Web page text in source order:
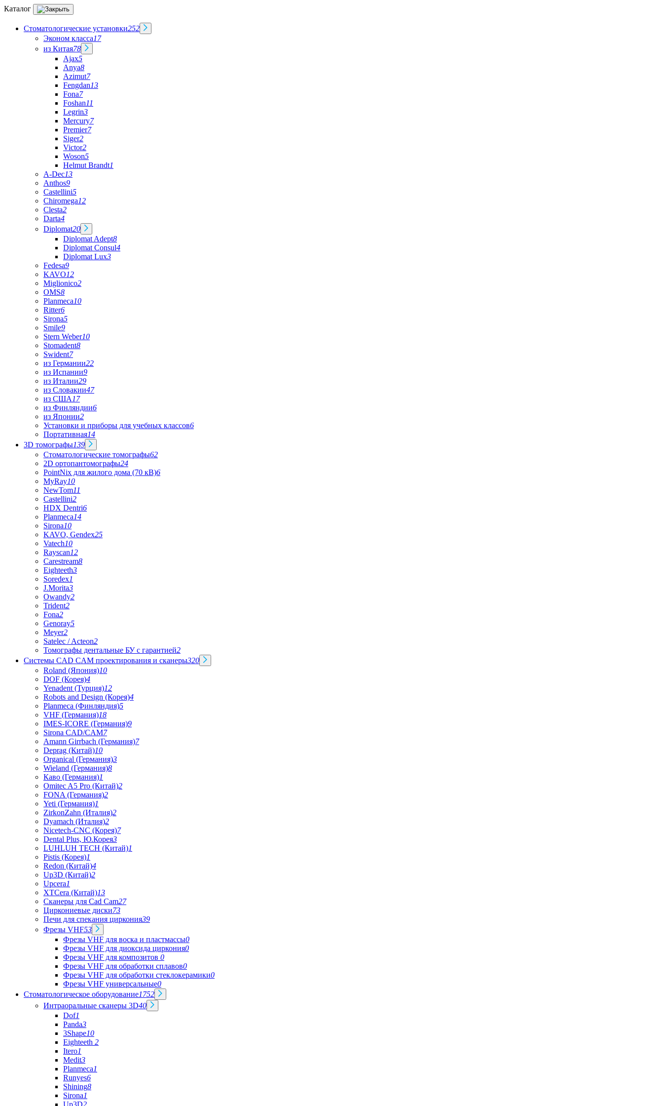
Каталог
Стоматологические установки252
Эконом класса17
из Китая78
Ajax5
Anya8
Azimut7
Fengdan13
Fona7
Foshan11
Legrin3
Mercury7
Premier7
Siger2
Victor2
Woson5
Helmut Brandt1
A-Dec13
Anthos9
Castellini5
Chiromega12
Clesta2
Darta4
Diplomat20
Diplomat Adept8
Diplomat Consul4
Diplomat Lux3
Fedesa9
KAVO12
Miglionico2
OMS8
Planmeca10
Ritter6
Sirona5
Smile9
Stern Weber10
Stomadent8
Swident7
из Германии22
из Испании9
из Италии29
из Словакии47
из США 17
из Финляндии6
из Японии2
Установки и приборы для учебных классов6
Портативная14
3D томографы139
Стоматологические томографы62
2D ортопантомографы24
PointNix для жилого дома (70 кВ)6
MyRay10
NewTom11
Castellini2
HDX Dentri6
Planmeca14
Sirona10
KAVO, Gendex25
Vatech10
Rayscan12
Carestream8
Eighteeth3
Soredex1
J.Morita3
Owandy2
Trident2
Fona2
Genoray5
Meyer2
Satelec / Acteon2
Томографы дентальные БУ с гарантией2
Системы CAD CAM проектирования и сканеры320
Roland (Япония)10
DOF (Корея)4
Yenadent (Турция)12
Robots and Design (Корея)4
Planmeca (Финляндия)5
VHF (Германия)18
IMES-ICORE (Германия)9
Sirona CAD/CAM7
Amann Girrbach (Германия)7
Deprag (Китай)10
Organical (Германия)3
Wieland (Германия)8
Каво (Германия)1
Omitec A5 Pro (Китай)2
FONA (Германия)2
Yeti (Германия)1
ZirkonZahn (Италия)2
Dyamach (Италия)2
Nicetech-CNC (Корея)7
Dental Plus, Ю.Корея3
LUHLUH TECH (Китай)1
Pistis (Корея)1
Redon (Китай)4
Up3D (Китай)2
Upcera1
XTCera (Китай)13
Сканеры для Cad Cam27
Циркониевые диски73
Печи для спекания циркония39
Фрезы VHF53
Фрезы VHF для воска и пластмассы0
Фрезы VHF для диоксида циркония0
Фрезы VHF для композитов 0
Фрезы VHF для обработки сплавов0
Фрезы VHF для обработки стеклокерамики0
Фрезы VHF универсальные0
Стоматологическое оборудование1752
Интраоральные сканеры 3D40
Dof1
Panda3
3Shape10
Eighteeth 2
Itero1
Medit3
Planmeca1
Runyes6
Shining8
Sirona1
Up3D2